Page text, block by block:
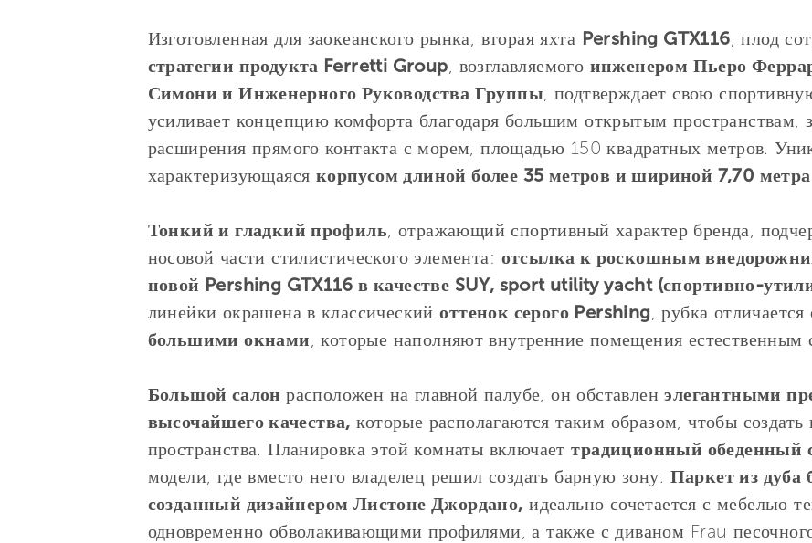
Изготовленная для заокеанского рынка, вторая яхта Pershing GTX116, плод
стратегии продукта Ferretti Group, возглавляемого инженером Пьеро
Симони и Инженерного Руководства Группы, подтверждает свою
усиливает концепцию комфорта благодаря большим открытым пространствам,
расширения прямого контакта с морем, площадью 150 квадратных метров.
характеризующаяся корпусом длиной более 35 метров и шириной 7,70
Тонкий и гладкий профиль, отражающий спортивный характер бренда,
носовой части стилистического элемента: отсылка к роскошным
новой Pershing GTX116 в качестве SUY, sport utility yacht (спортивно-
линейки окрашена в классическийоттенок серого Pershing, рубка отличается
большими окнами, которые наполняют внутренние помещения естественным
Большой салонрасположен на главной палубе, он обставленэлегантными
высочайшего качества, которые располагаются таким образом, чтобы
пространства. Планировка этой комнаты включаеттрадиционный обеденный
модели, где вместо него владелец решил создать барную зону. Паркет из дуба
созданный дизайнером Листоне Джордано, идеально сочетается с мебелью
одновременно обволакивающими профилями, а также с диваном Frau